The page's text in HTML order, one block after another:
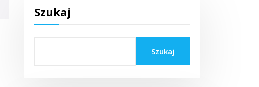
Szukaj
Szukaj